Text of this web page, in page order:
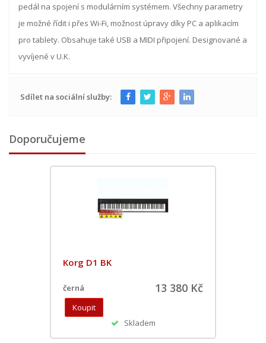
pedál na spojení s modulárním systémem. Všechny parametry
je možné řídit i přes Wi-Fi, možnost úpravy díky PC a aplikacím
pro tablety. Obsahuje také USB a MIDI připojení. Designované a
vyvíjené v U.K.
Sdílet na sociální služby:
Doporučujeme
Korg D1 BK
černá 13 380 Kč
Skladem